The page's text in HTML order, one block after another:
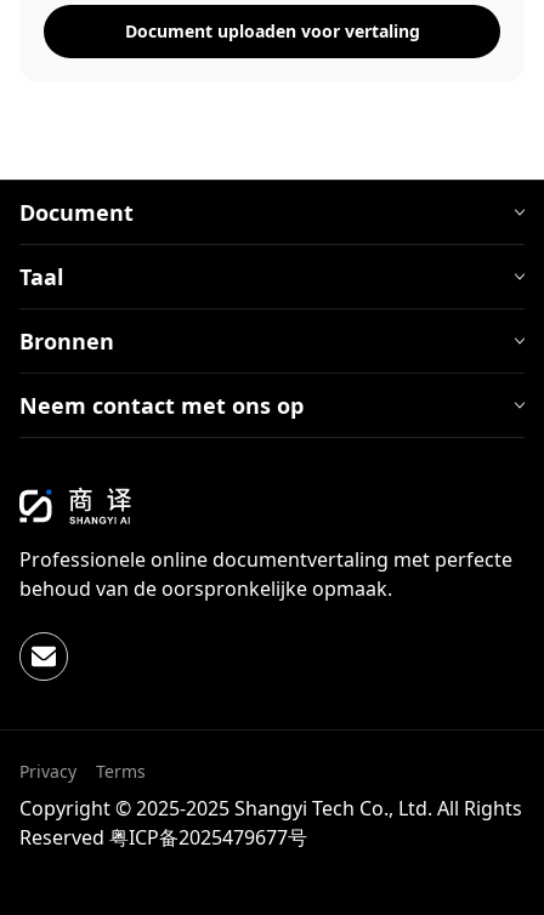
Document uploaden voor vertaling
Document
Taal
Bronnen
Neem contact met ons op
Professionele online documentvertaling met perfecte
behoud van de oorspronkelijke opmaak.
Privacy Terms
Copyright © 2025-2025 Shangyi Tech Co., Ltd. All Rights
Reserved 粤ICP备2025479677号